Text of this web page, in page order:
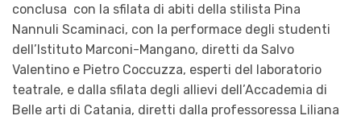
conclusa con la sfilata di abiti della stilista Pina
Nannuli Scaminaci, con la performace degli studenti
dell’Istituto Marconi-Mangano, diretti da Salvo
Valentino e Pietro Coccuzza, esperti del laboratorio
teatrale, e dalla sfilata degli allievi dell’Accademia di
Belle arti di Catania, diretti dalla professoressa Liliana